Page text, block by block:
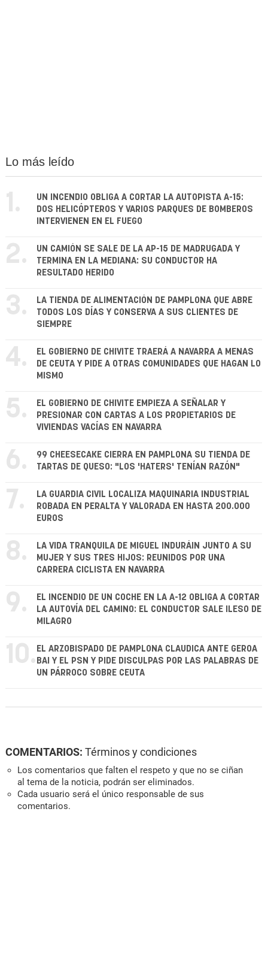
Lo más leído
1.
UN INCENDIO OBLIGA A CORTAR LA AUTOPISTA A-15:
DOS HELICÓPTEROS Y VARIOS PARQUES DE BOMBEROS
INTERVIENEN EN EL FUEGO
2.
UN CAMIÓN SE SALE DE LA AP-15 DE MADRUGADA Y
TERMINA EN LA MEDIANA: SU CONDUCTOR HA
RESULTADO HERIDO
3.
LA TIENDA DE ALIMENTACIÓN DE PAMPLONA QUE ABRE
TODOS LOS DÍAS Y CONSERVA A SUS CLIENTES DE
SIEMPRE
4.
EL GOBIERNO DE CHIVITE TRAERÁ A NAVARRA A MENAS
DE CEUTA Y PIDE A OTRAS COMUNIDADES QUE HAGAN LO
MISMO
5.
EL GOBIERNO DE CHIVITE EMPIEZA A SEÑALAR Y
PRESIONAR CON CARTAS A LOS PROPIETARIOS DE
VIVIENDAS VACÍAS EN NAVARRA
6.
99 CHEESECAKE CIERRA EN PAMPLONA SU TIENDA DE
TARTAS DE QUESO: "LOS 'HATERS' TENÍAN RAZÓN"
7.
LA GUARDIA CIVIL LOCALIZA MAQUINARIA INDUSTRIAL
ROBADA EN PERALTA Y VALORADA EN HASTA 200.000
EUROS
8.
LA VIDA TRANQUILA DE MIGUEL INDURÁIN JUNTO A SU
MUJER Y SUS TRES HIJOS: REUNIDOS POR UNA
CARRERA CICLISTA EN NAVARRA
9.
EL INCENDIO DE UN COCHE EN LA A-12 OBLIGA A CORTAR
LA AUTOVÍA DEL CAMINO: EL CONDUCTOR SALE ILESO DE
MILAGRO
10. EL ARZOBISPADO DE PAMPLONA CLAUDICA ANTE GEROA
BAI Y EL PSN Y PIDE DISCULPAS POR LAS PALABRAS DE
UN PÁRROCO SOBRE CEUTA
COMENTARIOS: Términos y condiciones
Los comentarios que falten el respeto y que no se ciñan
al tema de la noticia, podrán ser eliminados.
Cada usuario será el único responsable de sus
comentarios.